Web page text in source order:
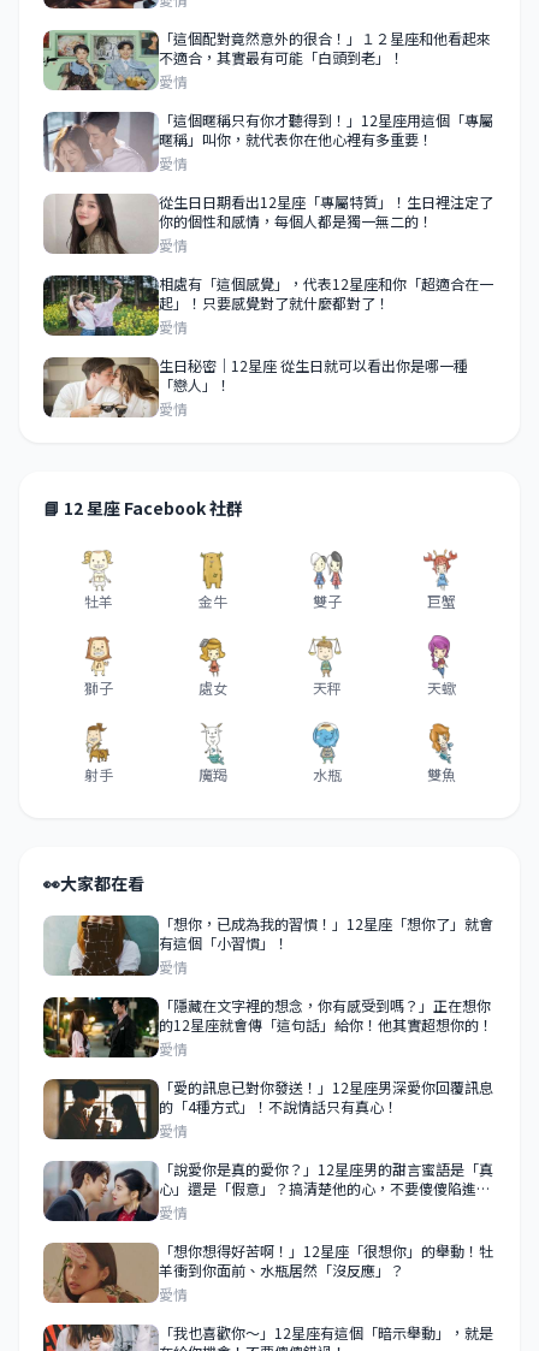
「這個配對竟然意外的很合！」１２星座和他看起來
不適合，其實最有可能「白頭到老」！
愛情
「這個暱稱只有你才聽得到！」12星座用這個「專屬
暱稱」叫你，就代表你在他心裡有多重要！
愛情
從生日日期看出12星座「專屬特質」！生日裡注定了
你的個性和感情，每個人都是獨一無二的！
愛情
相處有「這個感覺」，代表12星座和你「超適合在一
起」！只要感覺對了就什麼都對了！
愛情
生日秘密｜12星座 從生日就可以看出你是哪一種
「戀人」！
愛情
📘 12 星座 Facebook 社群
牡羊 金牛 雙子 巨蟹
獅子 處女 天秤 天蠍
射手 魔羯 水瓶 雙魚
👀大家都在看
「想你，已成為我的習慣！」12星座「想你了」就會
有這個「小習慣」！
愛情
「隱藏在文字裡的想念，你有感受到嗎？」正在想你
的12星座就會傳「這句話」給你！他其實超想你的！
愛情
「愛的訊息已對你發送！」12星座男深愛你回覆訊息
的「4種方式」！不說情話只有真心！
愛情
「說愛你是真的愛你？」12星座男的甜言蜜語是「真
心」還是「假意」？搞清楚他的心，不要傻傻陷進愛
情裡！
愛情
「想你想得好苦啊！」12星座「很想你」的舉動！牡
羊衝到你面前、水瓶居然「沒反應」？
愛情
「我也喜歡你～」12星座有這個「暗示舉動」，就是